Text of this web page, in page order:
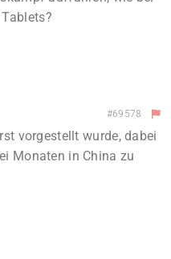
#69578
vorgestellt wurde, dabei
Monaten in China zu